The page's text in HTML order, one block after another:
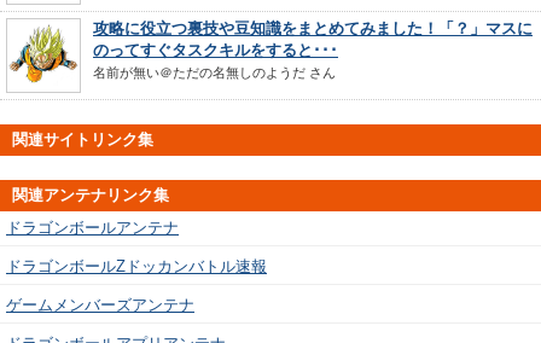
攻略に役立つ裏技や豆知識をまとめてみました！「？」マスに
のってすぐタスクキルをすると･･･
名前が無い＠ただの名無しのようだ さん
関連サイトリンク集
関連アンテナリンク集
ドラゴンボールアンテナ
ドラゴンボールZドッカンバトル速報
ゲームメンバーズアンテナ